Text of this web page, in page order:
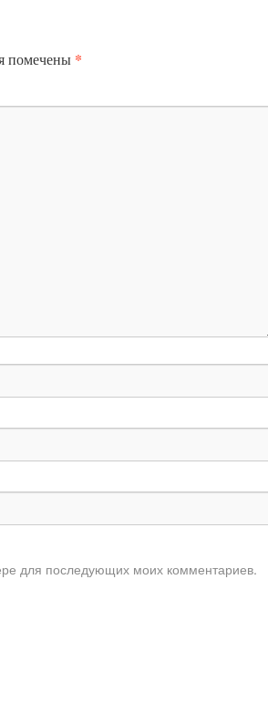
помечены *
для последующих моих комментариев.